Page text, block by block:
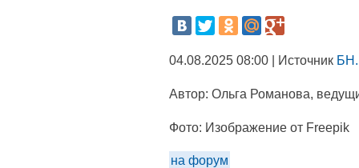
04.08.2025 08:00 | Источник
Автор: Ольга Романова,
Фото: Изображение от Freepik
на форум